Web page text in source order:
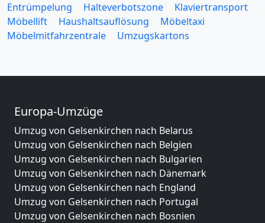
Entrümpelung
Halteverbotszone
Klaviertransport
Möbellift
Haushaltsauflösung
Möbeltaxi
Möbelmitfahrzentrale
Umzugskartons
Europa-Umzüge
Umzug von Gelsenkirchen nach Belarus
Umzug von Gelsenkirchen nach Belgien
Umzug von Gelsenkirchen nach Bulgarien
Umzug von Gelsenkirchen nach Dänemark
Umzug von Gelsenkirchen nach England
Umzug von Gelsenkirchen nach Portugal
Umzug von Gelsenkirchen nach Bosnien